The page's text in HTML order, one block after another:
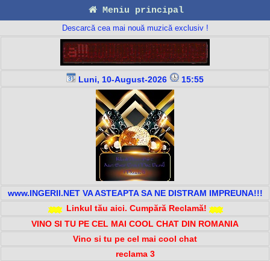
Meniu principal
Descarcă cea mai nouă muzică exclusiv !
Luni, 10-August-2026 15:55
www.INGERII.NET VA ASTEAPTA SA NE DISTRAM IMPREUNA!!!
Linkul tău aici. Cumpără Reclamă!
VINO SI TU PE CEL MAI COOL CHAT DIN ROMANIA
Vino si tu pe cel mai cool chat
reclama 3